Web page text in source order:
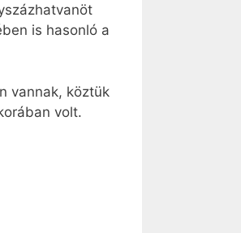
is hasonló a
vannak, köztük
volt.